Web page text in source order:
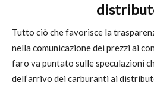
Tutto ciò che favorisce la
nella comunicazione dei prezzi ai
faro va puntato sulle speculazioni
dell’arrivo dei carburanti ai